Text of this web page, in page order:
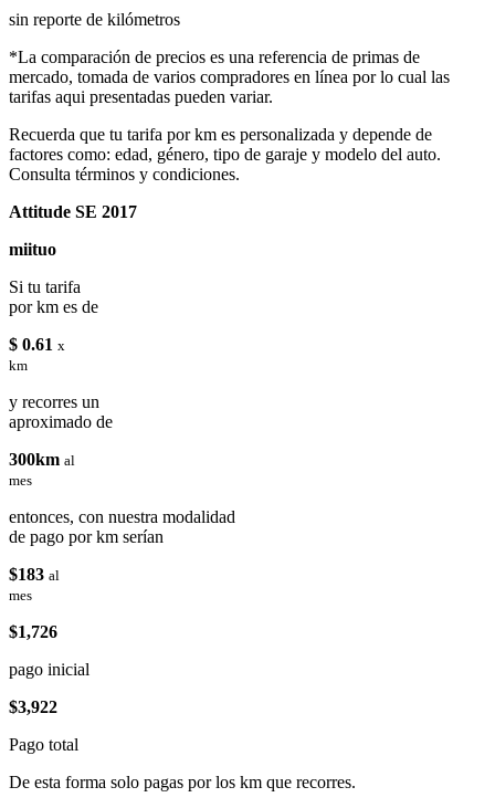
sin reporte de kilómetros
*La comparación de precios es una referencia de primas de
mercado, tomada de varios compradores en línea por lo cual las
tarifas aqui presentadas pueden variar.
Recuerda que tu tarifa por km es personalizada y depende de
factores como: edad, género, tipo de garaje y modelo del auto.
Consulta términos y condiciones.
Attitude SE 2017
miituo
Si tu tarifa
por km es de
$ 0.61 x
km
y recorres un
aproximado de
300km al
mes
entonces, con nuestra modalidad
de pago por km serían
$183 al
mes
$1,726
pago inicial
$3,922
Pago total
De esta forma solo pagas por los km que recorres.